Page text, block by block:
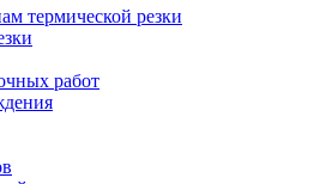
термической резки
работ